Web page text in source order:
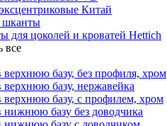
Китай
шканты
для цоколей и кроватей Hettich
все
базу, без профиля, хром
базу, нержавейка
базу, с профилем, хром
базу без доводчика